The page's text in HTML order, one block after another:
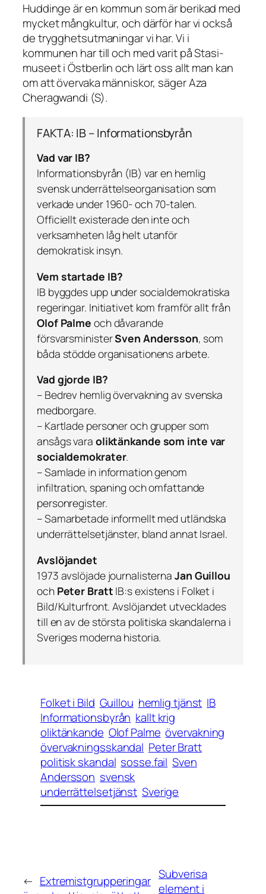
Huddinge är en kommun som är berikad med
mycket mångkultur, och därför har vi också
de trygghetsutmaningar vi har. Vi i
kommunen har till och med varit på Stasi-
museet i Östberlin och lärt oss allt man kan
om att övervaka människor, säger Aza
Cheragwandi (S).
FAKTA: IB – Informationsbyrån
Vad var IB?
Informationsbyrån (IB) var en hemlig
svensk underrättelseorganisation som
verkade under 1960- och 70-talen.
Officiellt existerade den inte och
verksamheten låg helt utanför
demokratisk insyn.
Vem startade IB?
IB byggdes upp under socialdemokratiska
regeringar. Initiativet kom framför allt från
Olof Palme och dåvarande
försvarsministerSven Andersson, som
båda stödde organisationens arbete.
Vad gjorde IB?
– Bedrev hemlig övervakning av svenska
medborgare.
– Kartlade personer och grupper som
ansågs vara oliktänkande som inte var
socialdemokrater.
– Samlade in information genom
infiltration, spaning och omfattande
personregister.
– Samarbetade informellt med utländska
underrättelsetjänster, bland annat Israel.
Avslöjandet
1973 avslöjade journalisterna Jan Guillou
och Peter Bratt IB:s existens i Folket i
Bild/Kulturfront. Avslöjandet utvecklades
till en av de största politiska skandalerna i
Sveriges moderna historia.
Folket i Bild Guillou hemlig tjänst IB
Informationsbyrån kallt krig
oliktänkande Olof Palme övervakning
övervakningsskandal Peter Bratt
politisk skandal sosse.fail Sven
Andersson svensk
underrättelsetjänst Sverige
← Extremistgrupperingar Subverisa
element i